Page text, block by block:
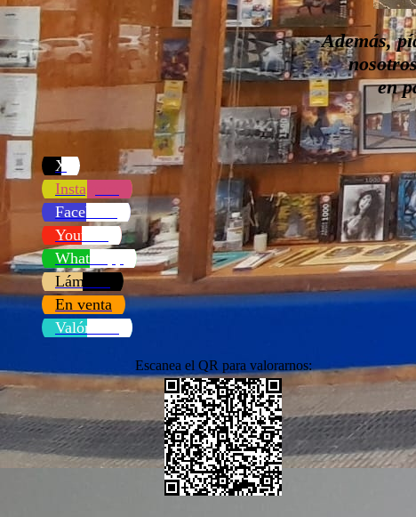
Además,
en
X
Instagram
Facebook
Youtube
WhatsApp
Láminas
En venta
Valóranos
Escanea el QR para valorarnos: